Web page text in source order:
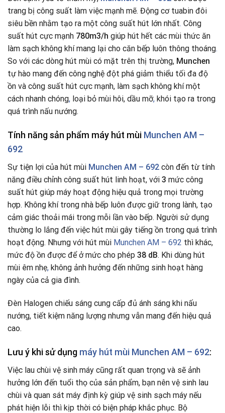
trang bị công suất làm việc mạnh mẽ. Động cơ tuabin đôi
siêu bền nhằm tạo ra một công suất hút lớn nhất. Công
suất hút cực mạnh 780m3/h giúp hút hết các mùi thức ăn
làm sạch không khí mang lại cho căn bếp luôn thông thoáng.
So với các dòng hút mùi có mặt trên thị trường, Munchen
tự hào mang đến công nghệ đột phá giảm thiểu tối đa độ
ồn và công suất hút cực mạnh, làm sạch không khí một
cách nhanh chóng, loại bỏ mùi hôi, dầu mỡ, khói tạo ra trong
quá trình nấu nướng.
Tính năng sản phẩm máy hút mùi Munchen AM –
692
Sự tiện lợi của hút mùi Munchen AM – 692 còn đến từ tính
năng điều chỉnh công suất hút linh hoạt, với 3 mức công
suất hút giúp máy hoạt động hiệu quả trong mọi trường
hợp. Không khí trong nhà bếp luôn được giữ trong lành, tạo
cảm giác thoải mái trong mỗi lần vào bếp. Người sử dụng
thường lo lắng đến việc hút mùi gây tiếng ồn trong quá trình
hoạt động. Nhưng với hút mùi Munchen AM – 692 thì khác,
mức độ ồn được để ở mức cho phép 38 dB. Khi dùng hút
mùi êm nhẹ, không ảnh hưởng đến những sinh hoạt hàng
ngày của cả gia đình.
Đèn Halogen chiếu sáng cung cấp đủ ánh sáng khi nấu
nướng, tiết kiệm năng lượng nhưng vẫn mang đến hiệu quả
cao.
Lưu ý khi sử dụng máy hút mùi Munchen AM – 692:
Việc lau chùi vệ sinh máy cũng rất quan trọng và sẽ ảnh
hưởng lớn đến tuổi thọ của sản phẩm, bạn nên vệ sinh lau
chùi và quan sát máy định kỳ giúp vệ sinh sạch máy nếu
phát hiện lỗi thì kịp thời có biện pháp khắc phục. Bộ